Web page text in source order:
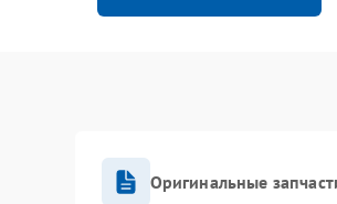
Оригинальные